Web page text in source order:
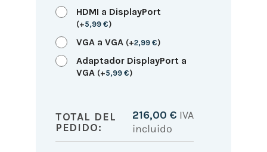
HDMI a DisplayPort
(+5,99 €)
VGA a VGA (+2,99 €)
Adaptador DisplayPort a
VGA (+5,99 €)
TOTAL DEL
PEDIDO:
216,00 € IVA
incluido